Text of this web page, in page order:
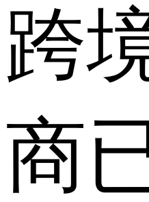
跨
商